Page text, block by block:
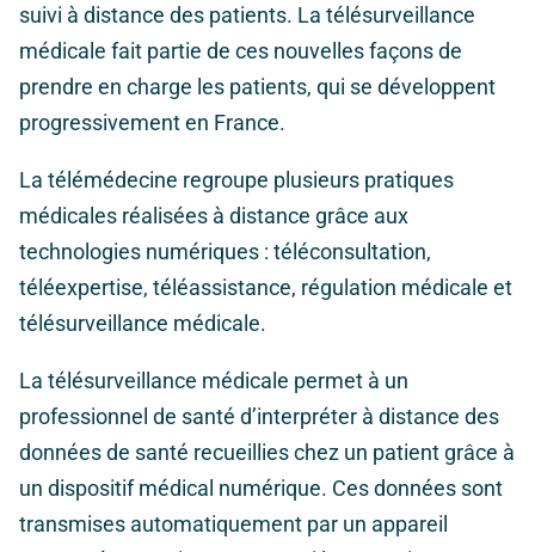
suivi à distance des patients. La télésurveillance
médicale fait partie de ces nouvelles façons de
prendre en charge les patients, qui se développent
progressivement en France.
La télémédecine regroupe plusieurs pratiques
médicales réalisées à distance grâce aux
technologies numériques : téléconsultation,
téléexpertise, téléassistance, régulation médicale et
télésurveillance médicale.
La télésurveillance médicale permet à un
professionnel de santé d’interpréter à distance des
données de santé recueillies chez un patient grâce à
un dispositif médical numérique. Ces données sont
transmises automatiquement par un appareil